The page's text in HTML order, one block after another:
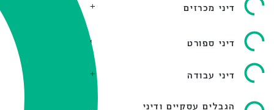
דיני מכרזים
דיני ספורט
דיני עבודה
הגבלים עסקיים ודיני